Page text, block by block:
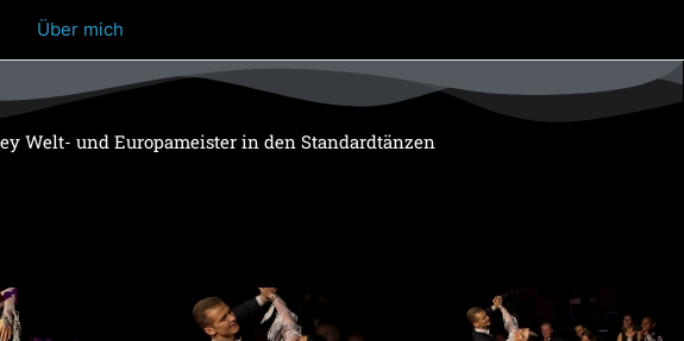
Über mich
Welt- und Europameister in den Standardtänzen